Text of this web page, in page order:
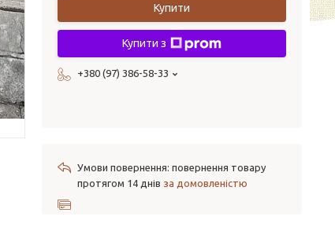
Купити
Купити з
+380 (97) 386-58-33
повернення товару
протягом 14 днів за домовленістю